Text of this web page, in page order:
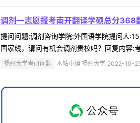
调剂一志愿报考南开翻译学硕总分368
提问问题:调剂咨询学院:外国语学院提问人
国家线，请问有机会调剂贵校吗？回复内容:
扬州大学考研问题 本站小编 扬州大学 2022-10-